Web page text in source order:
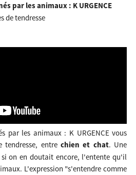
par les animaux : K URGENCE
de tendresse
par les animaux : K URGENCE vous
tendresse, entrechien et chat. Une
on en doutait encore, l'entente qu'il
L'expression "s'entendre comme